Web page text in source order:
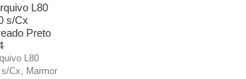
L80
s/Cx
Preto
L80
Cx, Marmor